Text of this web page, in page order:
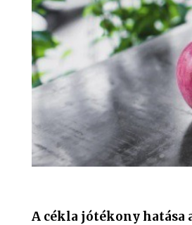
A cékla jótékony hatása